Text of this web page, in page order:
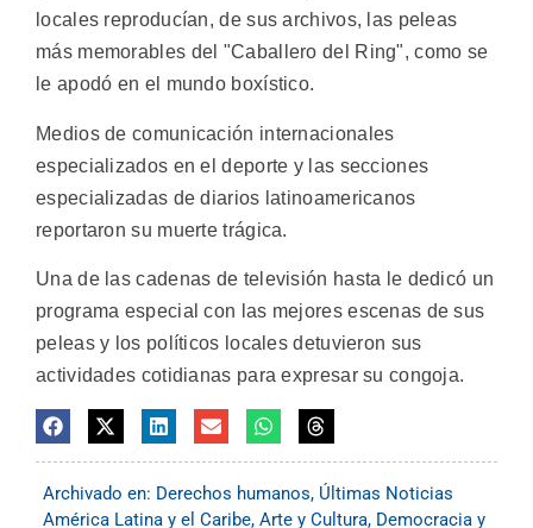
locales reproducían, de sus archivos, las peleas
más memorables del "Caballero del Ring", como se
le apodó en el mundo boxístico.
Medios de comunicación internacionales
especializados en el deporte y las secciones
especializadas de diarios latinoamericanos
reportaron su muerte trágica.
Una de las cadenas de televisión hasta le dedicó un
programa especial con las mejores escenas de sus
peleas y los políticos locales detuvieron sus
actividades cotidianas para expresar su congoja.
Archivado en: Derechos humanos, Últimas Noticias
América Latina y el Caribe, Arte y Cultura, Democracia y